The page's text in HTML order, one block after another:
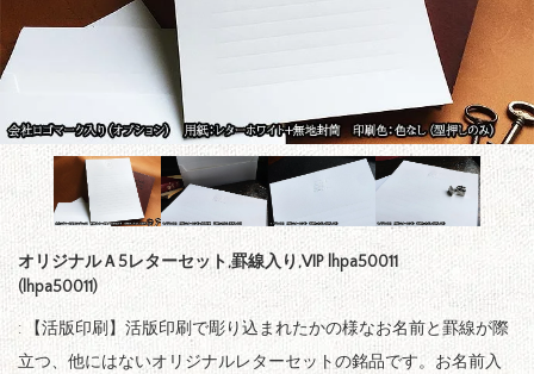
オリジナルＡ5レターセット,罫線入り,VIP lhpa50011
(lhpa50011)
: 【活版印刷】活版印刷で彫り込まれたかの様なお名前と罫線が際
立つ、他にはないオリジナルレターセットの銘品です。お名前入